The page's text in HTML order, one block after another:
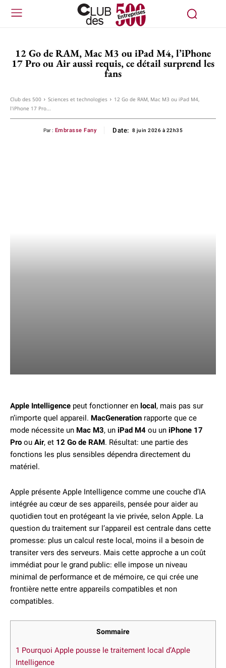
12 Go de RAM, Mac M3 ou iPad M4, l’iPhone
17 Pro ou Air aussi requis, ce détail surprend les
fans
Club des 500 Sciences et technologies
12 Go de RAM, Mac M3 ou iPad M4,
l'iPhone 17 Pro...
Par : Embrasse Fany Date: 8 juin 2026 à 22h35
Apple Intelligence peut fonctionner en local, mais pas sur
n’importe quel appareil. MacGeneration rapporte que ce
mode nécessite un Mac M3, un iPad M4 ou un iPhone 17
Pro ou Air, et 12 Go de RAM. Résultat: une partie des
fonctions les plus sensibles dépendra directement du
matériel.
Apple présente Apple Intelligence comme une couche d’IA
intégrée au cœur de ses appareils, pensée pour aider au
quotidien tout en protégeant la vie privée, selon Apple. La
question du traitement sur l’appareil est centrale dans cette
promesse: plus un calcul reste local, moins il a besoin de
transiter vers des serveurs. Mais cette approche a un coût
immédiat pour le grand public: elle impose un niveau
minimal de performance et de mémoire, ce qui crée une
frontière nette entre appareils compatibles et non
compatibles.
Sommaire
1 Pourquoi Apple pousse le traitement local d’Apple
Intelligence